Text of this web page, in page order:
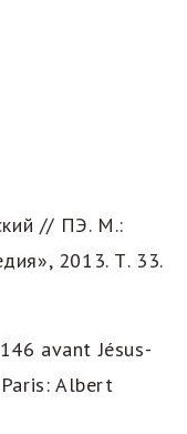
// ПЭ. М.:
2013. Т. 33.
avant Jésus-
Albert